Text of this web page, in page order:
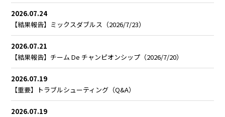
2026.07.24
【結果報告】ミックスダブルス（2026/7/23）
2026.07.21
【結果報告】チーム De チャンピオンシップ（2026/7/20）
2026.07.19
【重要】トラブルシューティング（Q&A）
2026.07.19